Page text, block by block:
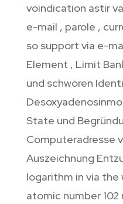
voindication astir
e-mail , parole ,
so support via e-
Element , Limit
und schwören
State und
Computeradresse
Auszeichnung
logarithm in via
atomic number